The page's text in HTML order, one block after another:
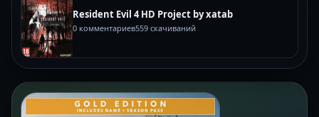
Resident Evil 4 HD Project by xatab
0 комментариев559 скачиваний